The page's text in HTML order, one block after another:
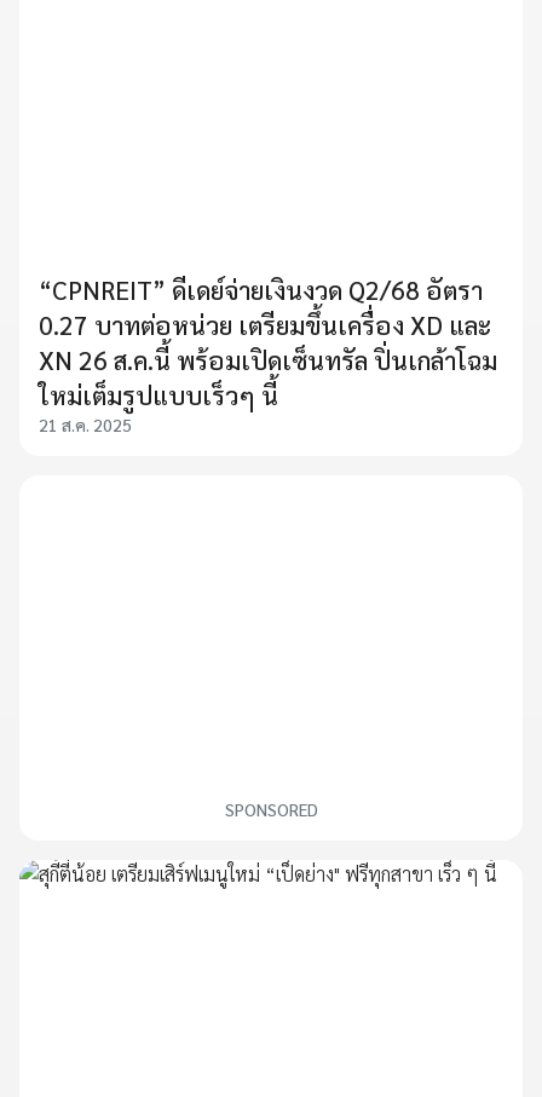
“CPNREIT” ดีเดย์จ่ายเงินงวด Q2/68 อัตรา
0.27 บาทต่อหน่วย เตรียมขึ้นเครื่อง XD และ
XN 26 ส.ค.นี้ พร้อมเปิดเซ็นทรัล ปิ่นเกล้าโฉม
ใหม่เต็มรูปแบบเร็วๆ นี้
21 ส.ค. 2025
SPONSORED